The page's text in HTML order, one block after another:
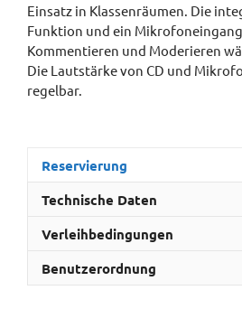
Einsatz in Klassenräumen. Die
Funktion und ein
Kommentieren und Moderieren
Die Lautstärke von CD und
regelbar.
Reservierung
Technische Daten
Verleihbedingungen
Benutzerordnung